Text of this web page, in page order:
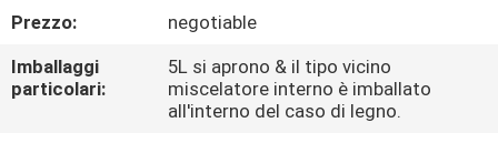
CONTROLLO
DI
QUALITÀ
Prezzo:
negotiable
Imballaggi
particolari:
5L si aprono & il tipo vicino
miscelatore interno è imballato
all'interno del caso di legno.